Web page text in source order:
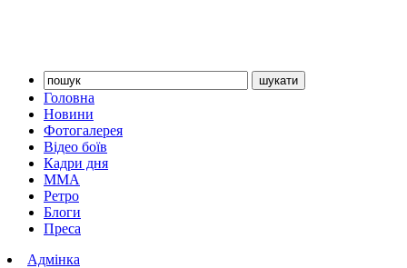
Головна
Новини
Фотогалерея
Відео боїв
Кадри дня
ММА
Ретро
Блоги
Преса
Адмінка